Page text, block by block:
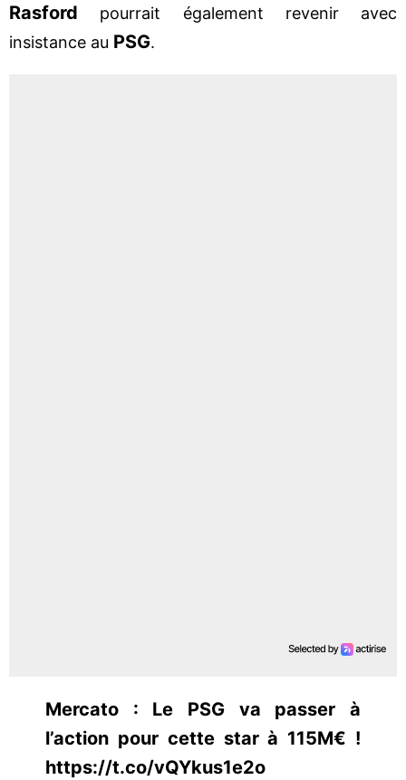
Rasford pourrait également revenir avec
insistance au PSG.
Mercato : Le PSG va passer à
l’action pour cette star à 115M€ !
https://t.co/vQYkus1e2o